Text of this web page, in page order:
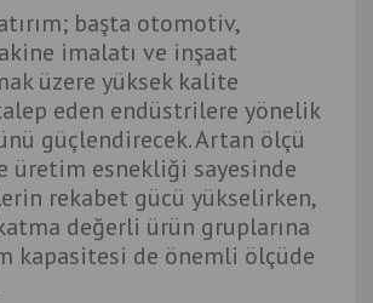
başta otomotiv,
imalatı ve inşaat
üzere yüksek kalite
eden endüstrilere yönelik
güçlendirecek. Artan ölçü
üretim esnekliği sayesinde
rekabet gücü yükselirken,
değerli ürün gruplarına
kapasitesi de önemli ölçüde